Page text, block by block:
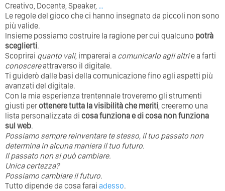
Creativo, Docente, Speaker, …
Le regole del gioco che ci hanno insegnato da piccoli non sono
più valide.
Insieme possiamo costruire la ragione per cui qualcuno potrà
sceglierti.
Scoprirai quanto vali, imparerai a comunicarlo agli altrie a farti
conoscereattraverso il digitale.
Ti guiderò dalle basi della comunicazione fino agli aspetti più
avanzati del digitale.
Con la mia esperienza trentennale troveremo gli strumenti
giusti perottenere tutta la visibilità che meriti, creeremo una
lista personalizzata di cosa funziona e di cosa non funziona
sul web.
Possiamo sempre reinventare te stesso, il tuo passato non
determina in alcuna maniera il tuo futuro. ⁣
⁣Il passato non si può cambiare.
Unica certezza?
Possiamo cambiare il futuro.
Tutto dipende da cosa farai adesso.